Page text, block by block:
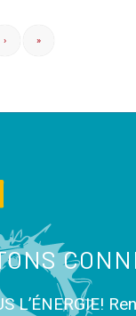
› »
L’ÉNERGIE!